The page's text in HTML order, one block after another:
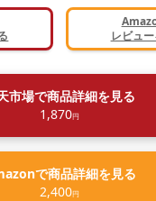
レビュ
市場で商品詳細を見る
1,870円
で商品詳細を見る
2,400円